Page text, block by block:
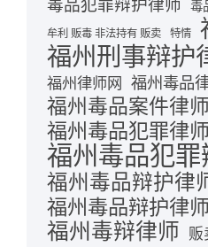
毒品犯罪辩护律师 毒
牟利 贩毒 非法持有 贩卖 特情
福州刑事辩护
福州律师网 福州毒品
福州毒品案件律师
福州毒品犯罪律师
福州毒品犯罪
福州毒品辩护律
福州毒品辩护律
福州毒辩律师 贩